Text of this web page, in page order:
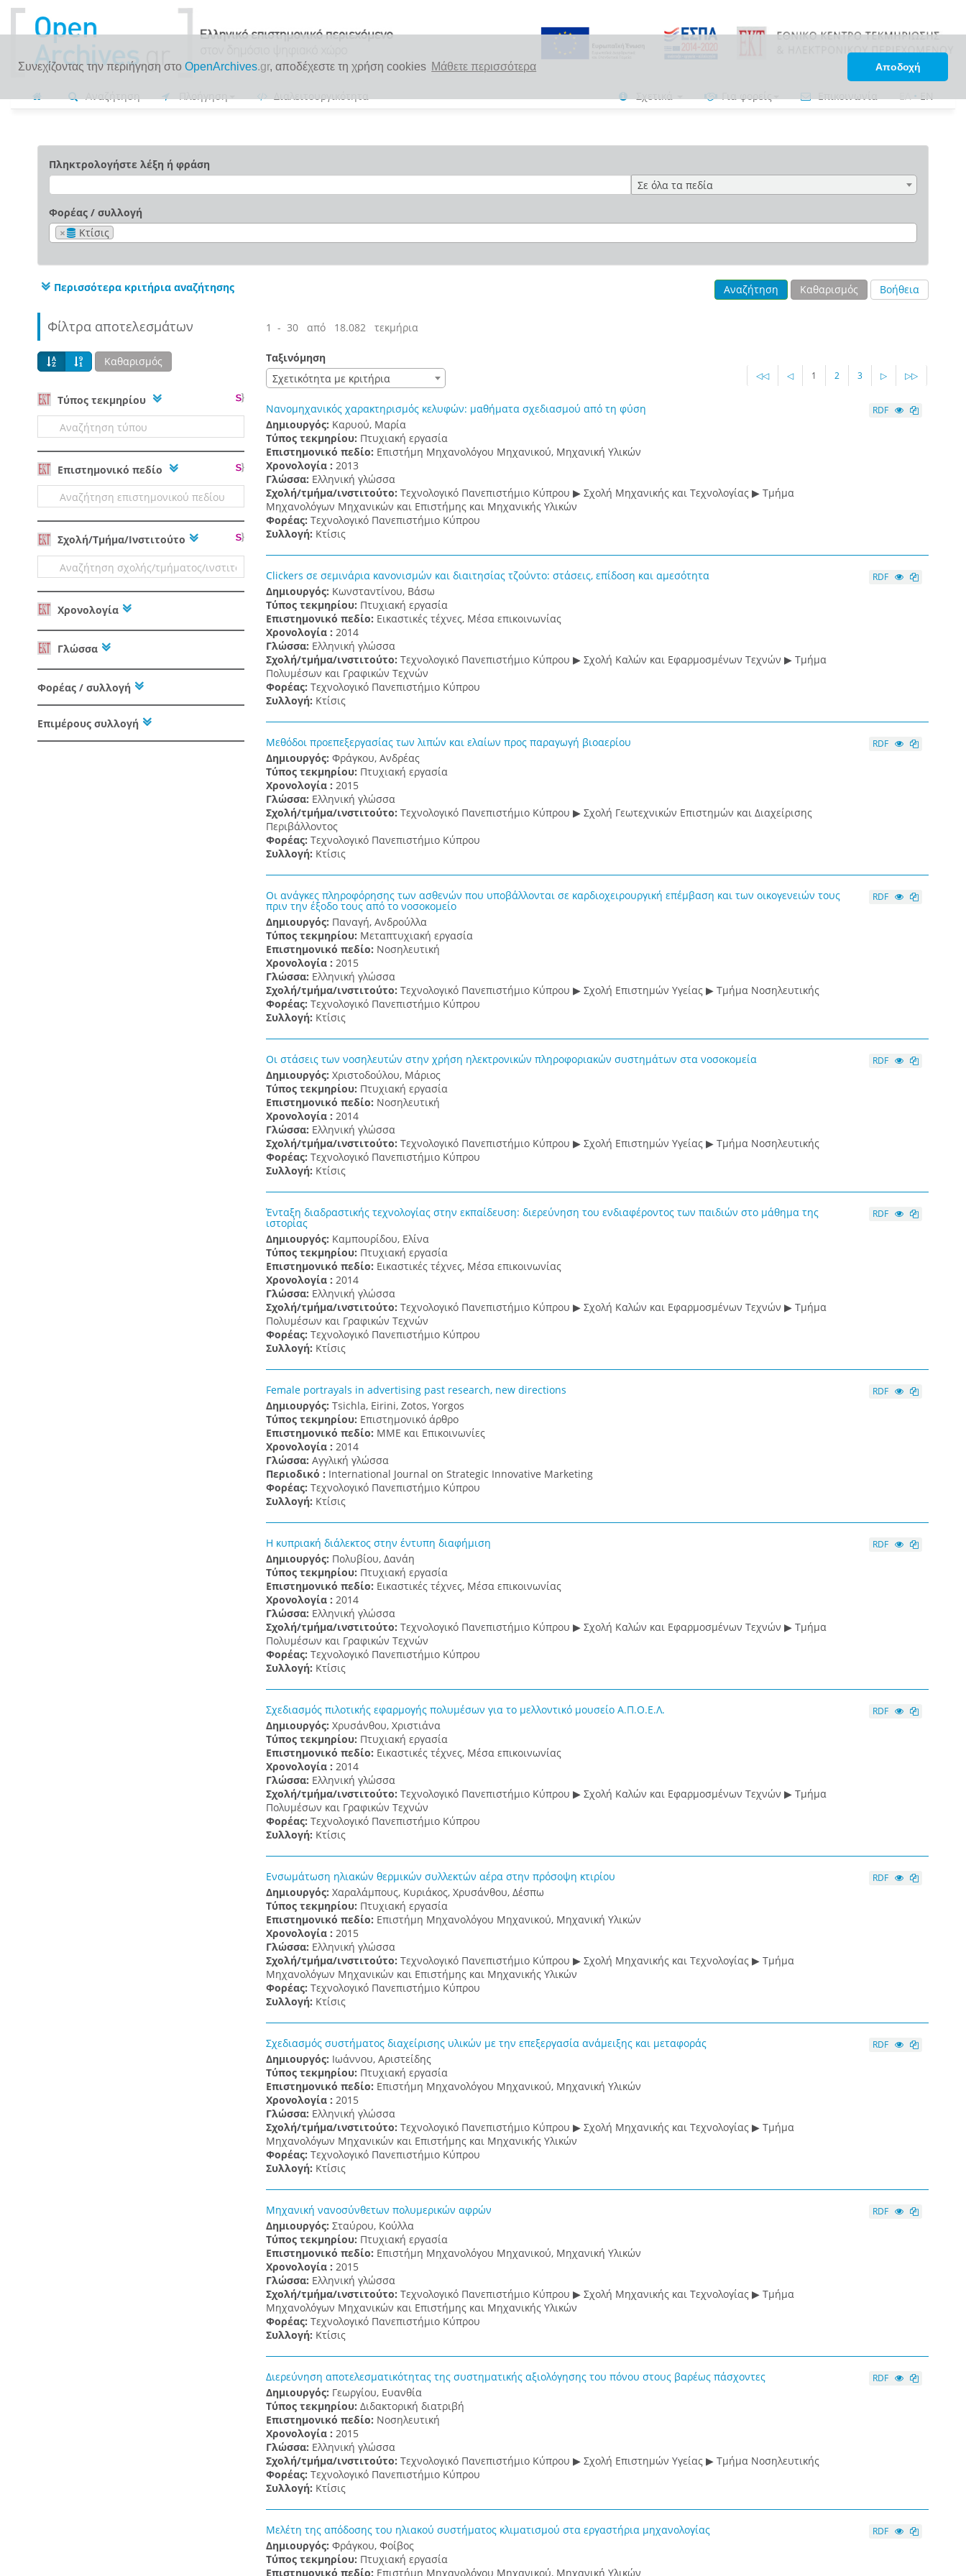
Συνεχίζοντας την περιήγηση στο OpenArchives.gr, αποδέχεστε τη χρήση cookies Μάθετε περισσότερα Αποδοχή
Αναζήτηση Πλοήγηση Διαλειτουργικότητα Σχετικά Για φορείς Επικοινωνία ΕΛ•EN
Πληκτρολογήστε λέξη ή φράση
Σε όλα τα πεδία
Φορέας / συλλογή
×
Κτίσις
Περισσότερα κριτήρια αναζήτησης Αναζήτηση Καθαρισμός Βοήθεια
Φίλτρα αποτελεσμάτων
Καθαρισμός
Tύπος τεκμηρίου
Επιστημονικό πεδίο
Σχολή/Τμήμα/Ινστιτούτο
Χρονολογία
Γλώσσα
Φορέας / συλλογή
Επιμέρους συλλογή
1 - 30 από 18.082 τεκμήρια
Ταξινόμηση
Σχετικότητα με κριτήρια
◁◁ ◁ 1 2 3 ▷ ▷▷
Νανομηχανικός χαρακτηρισμός κελυφών: μαθήματα σχεδιασμού από τη φύση
Δημιουργός: Καρυού, Μαρία
Τύπος τεκμηρίου: Πτυχιακή εργασία
Επιστημονικό πεδίο: Επιστήμη Μηχανολόγου Μηχανικού, Μηχανική Υλικών
Χρονολογία : 2013
Γλώσσα: Ελληνική γλώσσα
Σχολή/τμήμα/ινστιτούτο: Τεχνολογικό Πανεπιστήμιο Κύπρου ▶ Σχολή Μηχανικής και Τεχνολογίας ▶ Τμήμα
Μηχανολόγων Μηχανικών και Επιστήμης και Μηχανικής Υλικών
Φορέας: Τεχνολογικό Πανεπιστήμιο Κύπρου
Συλλογή: Κτίσις
RDF
Clickers σε σεμινάρια κανονισμών και διαιτησίας τζούντο: στάσεις, επίδοση και αμεσότητα
Δημιουργός: Κωνσταντίνου, Βάσω
Τύπος τεκμηρίου: Πτυχιακή εργασία
Επιστημονικό πεδίο: Εικαστικές τέχνες, Μέσα επικοινωνίας
Χρονολογία : 2014
Γλώσσα: Ελληνική γλώσσα
Σχολή/τμήμα/ινστιτούτο: Τεχνολογικό Πανεπιστήμιο Κύπρου ▶ Σχολή Καλών και Εφαρμοσμένων Τεχνών ▶ Τμήμα
Πολυμέσων και Γραφικών Τεχνών
Φορέας: Τεχνολογικό Πανεπιστήμιο Κύπρου
Συλλογή: Κτίσις
RDF
Μεθόδοι προεπεξεργασίας των λιπών και ελαίων προς παραγωγή βιοαερίου
Δημιουργός: Φράγκου, Ανδρέας
Τύπος τεκμηρίου: Πτυχιακή εργασία
Χρονολογία : 2015
Γλώσσα: Ελληνική γλώσσα
Σχολή/τμήμα/ινστιτούτο: Τεχνολογικό Πανεπιστήμιο Κύπρου ▶ Σχολή Γεωτεχνικών Επιστημών και Διαχείρισης
Περιβάλλοντος
Φορέας: Τεχνολογικό Πανεπιστήμιο Κύπρου
Συλλογή: Κτίσις
RDF
Οι ανάγκες πληροφόρησης των ασθενών που υποβάλλονται σε καρδιοχειρουργική επέμβαση και των οικογενειών τους
πριν την έξοδο τους από το νοσοκομείο
Δημιουργός: Παναγή, Ανδρούλλα
Τύπος τεκμηρίου: Μεταπτυχιακή εργασία
Επιστημονικό πεδίο: Νοσηλευτική
Χρονολογία : 2015
Γλώσσα: Ελληνική γλώσσα
Σχολή/τμήμα/ινστιτούτο: Τεχνολογικό Πανεπιστήμιο Κύπρου ▶ Σχολή Επιστημών Υγείας ▶ Τμήμα Νοσηλευτικής
Φορέας: Τεχνολογικό Πανεπιστήμιο Κύπρου
Συλλογή: Κτίσις
RDF
Οι στάσεις των νοσηλευτών στην χρήση ηλεκτρονικών πληροφοριακών συστημάτων στα νοσοκομεία
Δημιουργός: Χριστοδούλου, Μάριος
Τύπος τεκμηρίου: Πτυχιακή εργασία
Επιστημονικό πεδίο: Νοσηλευτική
Χρονολογία : 2014
Γλώσσα: Ελληνική γλώσσα
Σχολή/τμήμα/ινστιτούτο: Τεχνολογικό Πανεπιστήμιο Κύπρου ▶ Σχολή Επιστημών Υγείας ▶ Τμήμα Νοσηλευτικής
Φορέας: Τεχνολογικό Πανεπιστήμιο Κύπρου
Συλλογή: Κτίσις
RDF
Ένταξη διαδραστικής τεχνολογίας στην εκπαίδευση: διερεύνηση του ενδιαφέροντος των παιδιών στο μάθημα της
ιστορίας
Δημιουργός: Καμπουρίδου, Ελίνα
Τύπος τεκμηρίου: Πτυχιακή εργασία
Επιστημονικό πεδίο: Εικαστικές τέχνες, Μέσα επικοινωνίας
Χρονολογία : 2014
Γλώσσα: Ελληνική γλώσσα
Σχολή/τμήμα/ινστιτούτο: Τεχνολογικό Πανεπιστήμιο Κύπρου ▶ Σχολή Καλών και Εφαρμοσμένων Τεχνών ▶ Τμήμα
Πολυμέσων και Γραφικών Τεχνών
Φορέας: Τεχνολογικό Πανεπιστήμιο Κύπρου
Συλλογή: Κτίσις
RDF
Female portrayals in advertising past research, new directions
Δημιουργός: Tsichla, Eirini, Zotos, Yorgos
Τύπος τεκμηρίου: Επιστημονικό άρθρο
Επιστημονικό πεδίο: ΜΜΕ και Επικοινωνίες
Χρονολογία : 2014
Γλώσσα: Αγγλική γλώσσα
Περιοδικό : International Journal on Strategic Innovative Marketing
Φορέας: Τεχνολογικό Πανεπιστήμιο Κύπρου
Συλλογή: Κτίσις
RDF
Η κυπριακή διάλεκτος στην έντυπη διαφήμιση
Δημιουργός: Πολυβίου, Δανάη
Τύπος τεκμηρίου: Πτυχιακή εργασία
Επιστημονικό πεδίο: Εικαστικές τέχνες, Μέσα επικοινωνίας
Χρονολογία : 2014
Γλώσσα: Ελληνική γλώσσα
Σχολή/τμήμα/ινστιτούτο: Τεχνολογικό Πανεπιστήμιο Κύπρου ▶ Σχολή Καλών και Εφαρμοσμένων Τεχνών ▶ Τμήμα
Πολυμέσων και Γραφικών Τεχνών
Φορέας: Τεχνολογικό Πανεπιστήμιο Κύπρου
Συλλογή: Κτίσις
RDF
Σχεδιασμός πιλοτικής εφαρμογής πολυμέσων για το μελλοντικό μουσείο Α.Π.Ο.Ε.Λ.
Δημιουργός: Χρυσάνθου, Χριστιάνα
Τύπος τεκμηρίου: Πτυχιακή εργασία
Επιστημονικό πεδίο: Εικαστικές τέχνες, Μέσα επικοινωνίας
Χρονολογία : 2014
Γλώσσα: Ελληνική γλώσσα
Σχολή/τμήμα/ινστιτούτο: Τεχνολογικό Πανεπιστήμιο Κύπρου ▶ Σχολή Καλών και Εφαρμοσμένων Τεχνών ▶ Τμήμα
Πολυμέσων και Γραφικών Τεχνών
Φορέας: Τεχνολογικό Πανεπιστήμιο Κύπρου
Συλλογή: Κτίσις
RDF
Ενσωμάτωση ηλιακών θερμικών συλλεκτών αέρα στην πρόσοψη κτιρίου
Δημιουργός: Χαραλάμπους, Κυριάκος, Χρυσάνθου, Δέσπω
Τύπος τεκμηρίου: Πτυχιακή εργασία
Επιστημονικό πεδίο: Επιστήμη Μηχανολόγου Μηχανικού, Μηχανική Υλικών
Χρονολογία : 2015
Γλώσσα: Ελληνική γλώσσα
Σχολή/τμήμα/ινστιτούτο: Τεχνολογικό Πανεπιστήμιο Κύπρου ▶ Σχολή Μηχανικής και Τεχνολογίας ▶ Τμήμα
Μηχανολόγων Μηχανικών και Επιστήμης και Μηχανικής Υλικών
Φορέας: Τεχνολογικό Πανεπιστήμιο Κύπρου
Συλλογή: Κτίσις
RDF
Σχεδιασμός συστήματος διαχείρισης υλικών με την επεξεργασία ανάμειξης και μεταφοράς
Δημιουργός: Ιωάννου, Αριστείδης
Τύπος τεκμηρίου: Πτυχιακή εργασία
Επιστημονικό πεδίο: Επιστήμη Μηχανολόγου Μηχανικού, Μηχανική Υλικών
Χρονολογία : 2015
Γλώσσα: Ελληνική γλώσσα
Σχολή/τμήμα/ινστιτούτο: Τεχνολογικό Πανεπιστήμιο Κύπρου ▶ Σχολή Μηχανικής και Τεχνολογίας ▶ Τμήμα
Μηχανολόγων Μηχανικών και Επιστήμης και Μηχανικής Υλικών
Φορέας: Τεχνολογικό Πανεπιστήμιο Κύπρου
Συλλογή: Κτίσις
RDF
Μηχανική νανοσύνθετων πολυμερικών αφρών
Δημιουργός: Σταύρου, Κούλλα
Τύπος τεκμηρίου: Πτυχιακή εργασία
Επιστημονικό πεδίο: Επιστήμη Μηχανολόγου Μηχανικού, Μηχανική Υλικών
Χρονολογία : 2015
Γλώσσα: Ελληνική γλώσσα
Σχολή/τμήμα/ινστιτούτο: Τεχνολογικό Πανεπιστήμιο Κύπρου ▶ Σχολή Μηχανικής και Τεχνολογίας ▶ Τμήμα
Μηχανολόγων Μηχανικών και Επιστήμης και Μηχανικής Υλικών
Φορέας: Τεχνολογικό Πανεπιστήμιο Κύπρου
Συλλογή: Κτίσις
RDF
Διερεύνηση αποτελεσματικότητας της συστηματικής αξιολόγησης του πόνου στους βαρέως πάσχοντες
Δημιουργός: Γεωργίου, Ευανθία
Τύπος τεκμηρίου: Διδακτορική διατριβή
Επιστημονικό πεδίο: Νοσηλευτική
Χρονολογία : 2015
Γλώσσα: Ελληνική γλώσσα
Σχολή/τμήμα/ινστιτούτο: Τεχνολογικό Πανεπιστήμιο Κύπρου ▶ Σχολή Επιστημών Υγείας ▶ Τμήμα Νοσηλευτικής
Φορέας: Τεχνολογικό Πανεπιστήμιο Κύπρου
Συλλογή: Κτίσις
RDF
Μελέτη της απόδοσης του ηλιακού συστήματος κλιματισμού στα εργαστήρια μηχανολογίας
Δημιουργός: Φράγκου, Φοίβος
Τύπος τεκμηρίου: Πτυχιακή εργασία
Επιστημονικό πεδίο: Επιστήμη Μηχανολόγου Μηχανικού, Μηχανική Υλικών
RDF